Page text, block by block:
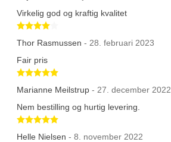
Virkelig god og kraftig kvalitet
Thor Rasmussen - 28. februari 2023
Fair pris
Betygsatt 5 av 5 stjärnor
Marianne Meilstrup - 27. december 2022
Nem bestilling og hurtig levering.
Betygsatt 5 av 5 stjärnor
Helle Nielsen - 8. november 2022